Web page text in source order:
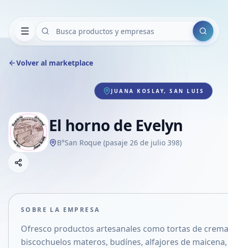
Buscar
Volver al marketplace
JUANA KOSLAY, SAN LUIS
El horno de Evelyn
B°San Roque (pasaje 26 de julio 398)
Compartir empresa
Compartir en X
SOBRE LA EMPRESA
Ofresco productos artesanales como tortas de
biscochuelos materos, budínes, alfajores de